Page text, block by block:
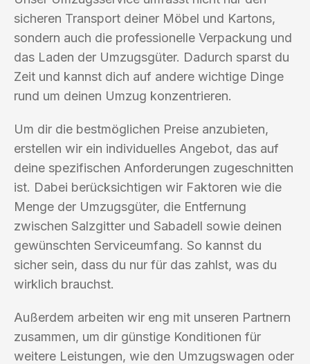
sicheren Transport deiner Möbel und Kartons,
sondern auch die professionelle Verpackung und
das Laden der Umzugsgüter. Dadurch sparst du
Zeit und kannst dich auf andere wichtige Dinge
rund um deinen Umzug konzentrieren.
Um dir die bestmöglichen Preise anzubieten,
erstellen wir ein individuelles Angebot, das auf
deine spezifischen Anforderungen zugeschnitten
ist. Dabei berücksichtigen wir Faktoren wie die
Menge der Umzugsgüter, die Entfernung
zwischen Salzgitter und Sabadell sowie deinen
gewünschten Serviceumfang. So kannst du
sicher sein, dass du nur für das zahlst, was du
wirklich brauchst.
Außerdem arbeiten wir eng mit unseren Partnern
zusammen, um dir günstige Konditionen für
weitere Leistungen, wie den Umzugswagen oder